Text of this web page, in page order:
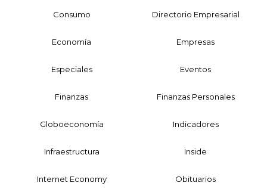
Consumo Directorio Empresarial
Economía Empresas
Especiales Eventos
Finanzas Finanzas Personales
Globoeconomía Indicadores
Infraestructura Inside
Internet Economy Obituarios